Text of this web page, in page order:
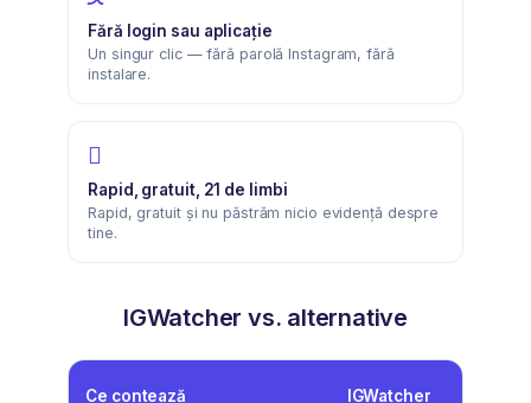
Fără login sau aplicație
Un singur clic — fără parolă Instagram, fără
instalare.
Rapid, gratuit, 21 de limbi
Rapid, gratuit și nu păstrăm nicio evidență despre
tine.
IGWatcher vs. alternative
Ce contează IGWatcher